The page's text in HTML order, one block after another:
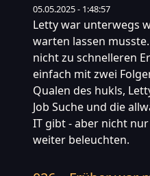
05.05.2025 - 1:48:57
Letty war unterwegs
warten lassen
nicht zu schnelleren
einfach mit zwei
Qualen des hukls,
Job Suche und die
IT gibt - aber nicht
weiter beleuchten.